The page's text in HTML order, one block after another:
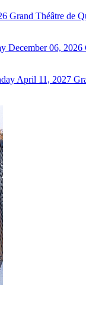
Grand Théâtre de
December 06, 2026
April 11, 2027